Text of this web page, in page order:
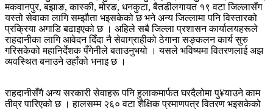
मकवानपुर, बझाङ, कास्की, मोरङ, धनकुटा, बैतडीलगायत १९ वटा जिल्लासँग
यस्तो सेवाका लागि सम्झौता भइसकेको छ भने अन्य जिल्लामा पनि विस्तारको
प्रक्रिया अगाडि बढाइएको छ । अहिले सबै जिल्ला प्रशासन कार्यालयहरूले
राहदानीका लागि आवेदन दिँदा नै सेवाग्राहीको ठेगाना सङ्कलन कार्य सुरु
गरिसकेको महानिर्देशक पँगेनीले बताउनुभयो । यसले भविष्यमा वितरणलाई अझ
व्यवस्थित बनाउने उहाँको भनाइ छ ।
राहदानीसँगै अन्य सरकारी सेवाहरू पनि हुलाकमार्फत घरदैलोमा पु¥याउने काम
तीव्र पारिएको छ । हालसम्म २६० वटा शैक्षिक प्रमाणपत्र वितरण भइसकेको